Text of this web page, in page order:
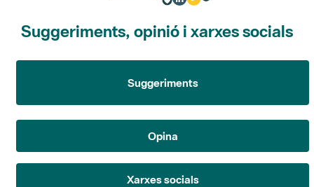
Suggeriments, opinió i xarxes socials
Suggeriments
Opina
Xarxes socials